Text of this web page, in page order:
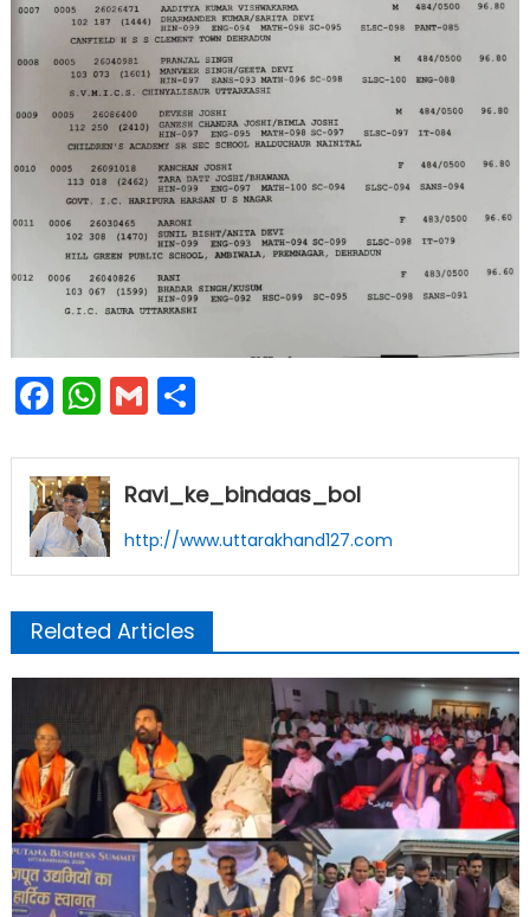
Facebook
WhatsApp
GmailShare
Ravi_ke_bindaas_bol
http://www.uttarakhand127.com
Related Articles